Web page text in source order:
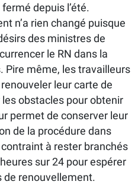
depuis l’été.
n’a rien changé puisque
des ministres de
le RN dans la
Pire même, les travailleurs
leur carte de
obstacles pour obtenir
permet de conserver leur
de la procédure dans
à rester branchés
sur 24 pour espérer
de renouvellement.